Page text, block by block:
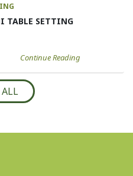
TABLE SETTING
Continue Reading
ALL